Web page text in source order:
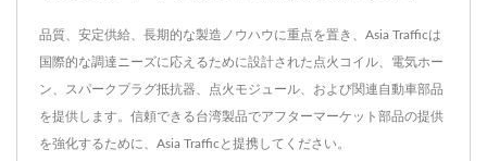
品質、安定供給、長期的な製造ノウハウに重点を置き、Asia Trafficは
国際的な調達ニーズに応えるために設計された点火コイル、電気ホー
ン、スパークプラグ抵抗器、点火モジュール、および関連自動車部品
を提供します。信頼できる台湾製品でアフターマーケット部品の提供
を強化するために、Asia Trafficと提携してください。